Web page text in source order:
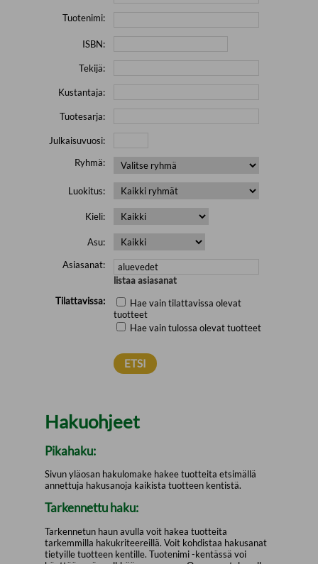
Tuotenimi:
ISBN:
Tekijä:
Kustantaja:
Tuotesarja:
Julkaisuvuosi:
Ryhmä:
Luokitus:
Kieli:
Asu:
Asiasanat:
listaa asiasanat
Tilattavissa:
Hae vain tilattavissa olevat
tuotteet
Hae vain tulossa olevat tuotteet
Hakuohjeet
Pikahaku:
Sivun yläosan hakulomake hakee tuotteita etsimällä
annettuja hakusanoja kaikista tuotteen kentistä.
Tarkennettu haku:
Tarkennetun haun avulla voit hakea tuotteita
tarkemmilla hakukriteereillä. Voit kohdistaa hakusanat
tietyille tuotteen kentille. Tuotenimi -kentässä voi